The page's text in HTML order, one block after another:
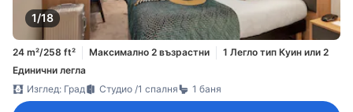
1/18
24 m²/258 ft² Максимално 2 възрастни
1 Легло тип Куин или 2
Единични легла
Изглед: Град
Студио /1 спалня 1 баня